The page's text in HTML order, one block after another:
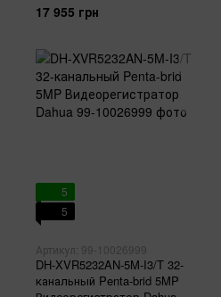
17 955 грн
5
5
Артикул: 99-10026999
DH-XVR5232AN-5M-I3/T 32-
канальный Penta-brid 5MP